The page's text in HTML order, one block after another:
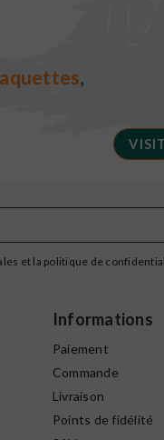
,
et la politique de
Informations
Paiement
Commande
Livraison
Points de fidélité